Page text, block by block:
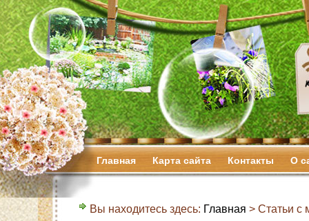
Главная Карта сайта Контакты О
Вы находитесь здесь: Главная > Статьи с